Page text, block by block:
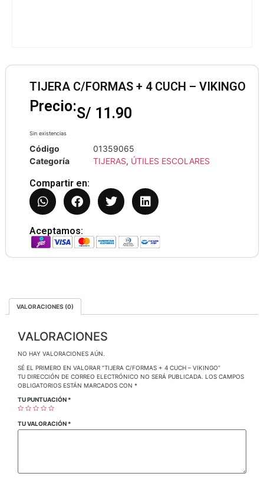
TIJERA C/FORMAS + 4 CUCH – VIKINGO
Precio:S/ 11.90
Sin existencias
Código
01359065
Categoría
TIJERAS, ÚTILES ESCOLARES
Compartir en:
Aceptamos:
VALORACIONES (0)
VALORACIONES
NO HAY VALORACIONES AÚN.
SÉ EL PRIMERO EN VALORAR “TIJERA C/FORMAS + 4 CUCH – VIKINGO”
TU DIRECCIÓN DE CORREO ELECTRÓNICO NO SERÁ PUBLICADA.
LOS CAMPOS
OBLIGATORIOS ESTÁN MARCADOS CON *
TU PUNTUACIÓN *
TU VALORACIÓN *